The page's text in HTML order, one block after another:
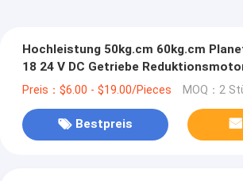
Hochleistung 50kg.cm 60kg.cm
18 24 V DC Getriebe
32mm 36mm 37mm rs555sh rs560sh
Preis：$6.00 - $19.00/Pieces MOQ：2
Bestpreis